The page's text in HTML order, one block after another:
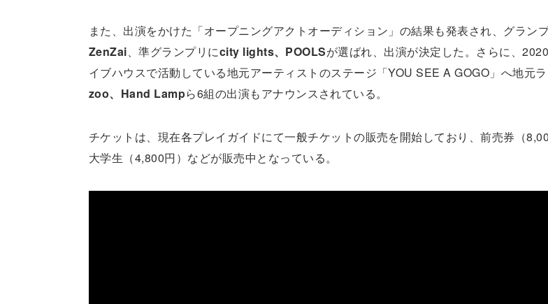
また、出演をかけた「オープニングアクトオーディション」の結果も発表され、グラン
ZenZai 、準グランプリにcity lights、POOLSが選ばれ、出演が決定した。さらに、
イブハウスで活動している地元アーティストのステージ「YOU SEE A GOGO」へ地元
zoo、Hand Lampら6組の出演もアナウンスされている。
チケットは、現在各プレイガイドにて一般チケットの販売を開始しており、前売券（
大学生（4,800円）などが販売中となっている。